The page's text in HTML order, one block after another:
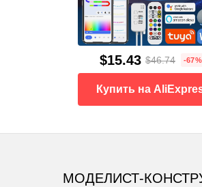
$15.43 $46.74 -67%
Купить на
МОДЕЛИСТ-